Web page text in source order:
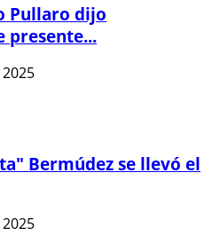
Pullaro dijo
presente...
Bermúdez se llevó el